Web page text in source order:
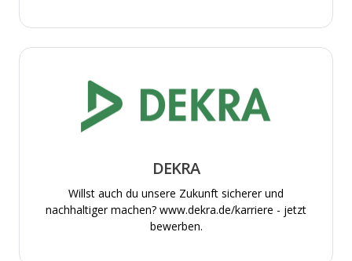
DEKRA
Willst auch du unsere Zukunft sicherer und
nachhaltiger machen? www.dekra.de/karriere - jetzt
bewerben.